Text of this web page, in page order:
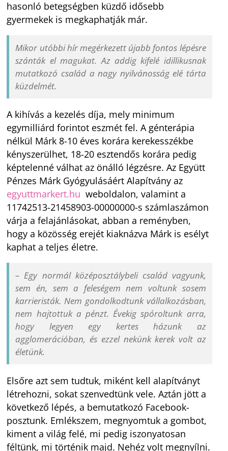
hasonló betegségben küzdő idősebb
gyermekek is megkaphatják már.
Mikor utóbbi hír megérkezett újabb fontos lépésre
szánták el magukat. Az addig kifelé idillikusnak
mutatkozó család a nagy nyilvánosság elé tárta
küzdelmét.
A kihívás a kezelés díja, mely minimum
egymilliárd forintot eszmét fel. A génterápia
nélkül Márk 8-10 éves korára kerekesszékbe
kényszerülhet, 18-20 esztendős korára pedig
képtelenné válhat az önálló légzésre. Az Együtt
Pénzes Márk Gyógyulásáért Alapítvány az
egyuttmarkert.hu weboldalon, valamint a
11742513-21458903-00000000-s számlaszámon
várja a felajánlásokat, abban a reményben,
hogy a közösség erejét kiaknázva Márk is esélyt
kaphat a teljes életre.
– Egy normál középosztálybeli család vagyunk,
sem én, sem a feleségem nem voltunk sosem
karrieristák. Nem gondolkodtunk vállalkozásban,
nem hajtottuk a pénzt. Évekig spóroltunk arra,
hogy legyen egy kertes házunk az
agglomerációban, és ezzel nekünk kerek volt az
életünk.
Elsőre azt sem tudtuk, miként kell alapítványt
létrehozni, sokat szenvedtünk vele. Aztán jött a
következő lépés, a bemutatkozó Facebook-
posztunk. Emlékszem, megnyomtuk a gombot,
kiment a világ felé, mi pedig iszonyatosan
féltünk, mi történik majd. Nehéz volt megnyílni.